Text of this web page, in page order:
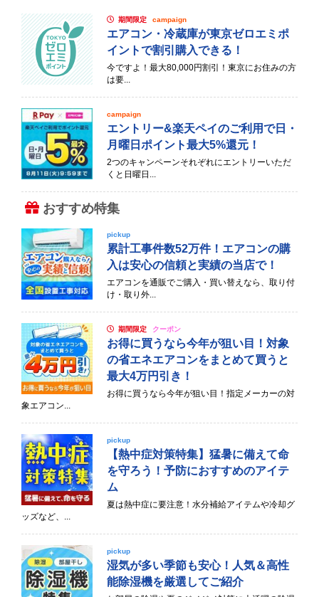
期間限定 campaign
エアコン・冷蔵庫が東京ゼロエミポ
イントで割引購入できる！
今ですよ！最大80,000円割引！東京にお住みの方
は要...
campaign
エントリー&楽天ペイのご利用で日・
月曜日ポイント最大5%還元！
2つのキャンペーンそれぞれにエントリーいただ
くと日曜日...
おすすめ特集
pickup
累計工事件数52万件！エアコンの購
入は安心の信頼と実績の当店で！
エアコンを通販でご購入・買い替えなら、取り付
け・取り外...
期間限定 クーポン
お得に買うなら今年が狙い目！対象
の省エネエアコンをまとめて買うと
最大4万円引き！
お得に買うなら今年が狙い目！指定メーカーの対
象エアコン...
pickup
【熱中症対策特集】猛暑に備えて命
を守ろう！予防におすすめのアイテ
ム
夏は熱中症に要注意！水分補給アイテムや冷却グ
ッズなど、...
pickup
湿気が多い季節も安心！人気＆高性
能除湿機を厳選してご紹介